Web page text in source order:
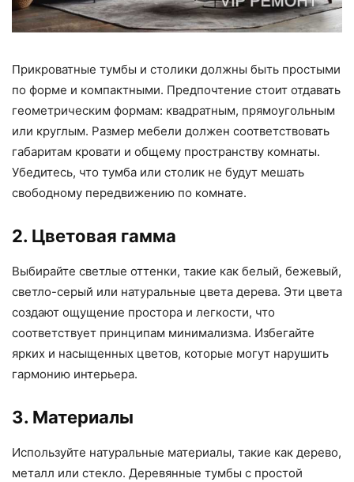
Прикроватные тумбы и столики должны быть простыми
по форме и компактными. Предпочтение стоит отдавать
геометрическим формам: квадратным, прямоугольным
или круглым. Размер мебели должен соответствовать
габаритам кровати и общему пространству комнаты.
Убедитесь, что тумба или столик не будут мешать
свободному передвижению по комнате.
2. Цветовая гамма
Выбирайте светлые оттенки, такие как белый, бежевый,
светло-серый или натуральные цвета дерева. Эти цвета
создают ощущение простора и легкости, что
соответствует принципам минимализма. Избегайте
ярких и насыщенных цветов, которые могут нарушить
гармонию интерьера.
3. Материалы
Используйте натуральные материалы, такие как дерево,
металл или стекло. Деревянные тумбы с простой